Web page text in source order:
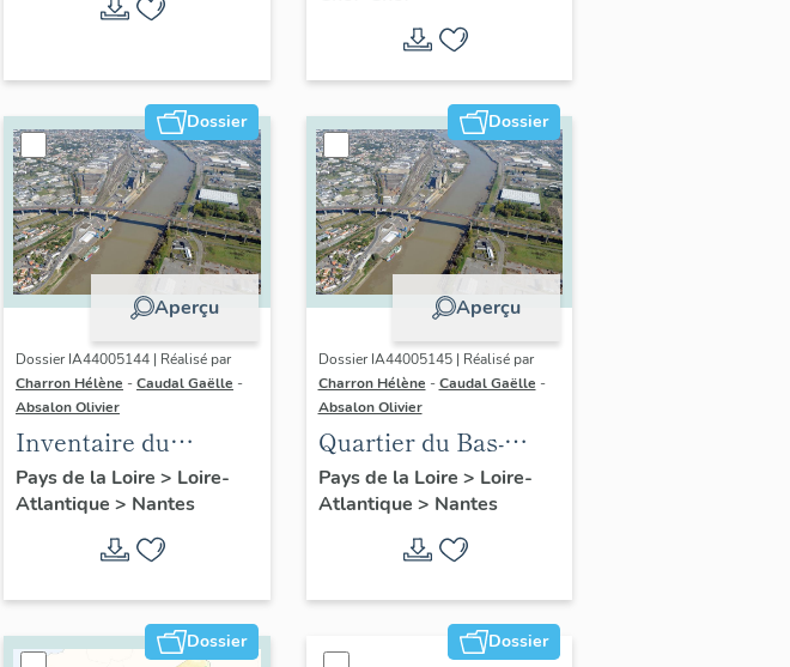
Dossier
Aperçu
Dossier IA44005144 | Réalisé par
Charron Hélène -Caudal Gaëlle -
Absalon Olivier
Inventaire du
quartier du Bas-
Chantenay :
présentation de
Pays de la Loire > Loire-
Atlantique > Nantes
Dossier
Aperçu
Dossier IA44005145 | Réalisé par
Charron Hélène -Caudal Gaëlle -
Absalon Olivier
Quartier du Bas-
Chantenay :
présentation de l'aire
Pays de la Loire > Loire-
Atlantique > Nantes
Dossier Dossier